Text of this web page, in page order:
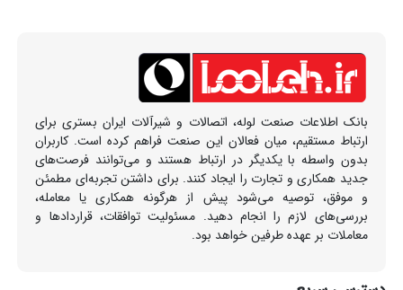
بانک اطلاعات صنعت لوله، اتصالات و شیرآلات ایران بستری برای
ارتباط مستقیم، میان فعالان این صنعت فراهم کرده است. کاربران
بدون واسطه با یکدیگر در ارتباط هستند و می‌توانند فرصت‌های
جدید همکاری و تجارت را ایجاد کنند. برای داشتن تجربه‌ای مطمئن
و موفق، توصیه می‌شود پیش از هرگونه همکاری یا معامله،
بررسی‌های لازم را انجام دهید. مسئولیت توافقات، قراردادها و
معاملات بر عهده طرفین خواهد بود.